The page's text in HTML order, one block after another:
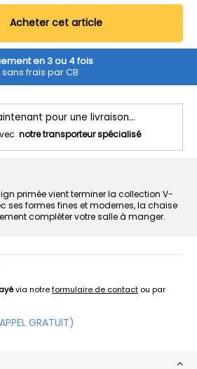
Acheter cet article
en 3 ou 4 fois
sans frais par CB
pour une livraison...
notre transporteur spécialisé
primée vient terminer la collection V-
ses formes fines et modernes, la chaise
compléter votre salle à manger.
via notreformulaire de contact ou par
GRATUIT)